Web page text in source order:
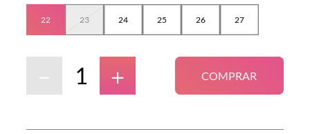
22 23 24 25 26 27
＋
－ COMPRAR